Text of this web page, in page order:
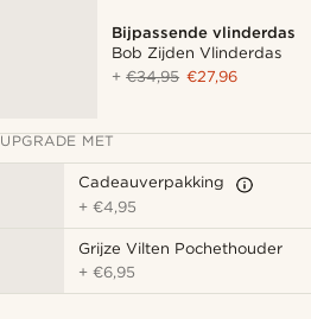
Bijpassende vlinderdas
Bob Zijden Vlinderdas
+€34,95 €27,96
UPGRADE MET
Cadeauverpakking
+€4,95
Grijze Vilten Pochethouder
+€6,95